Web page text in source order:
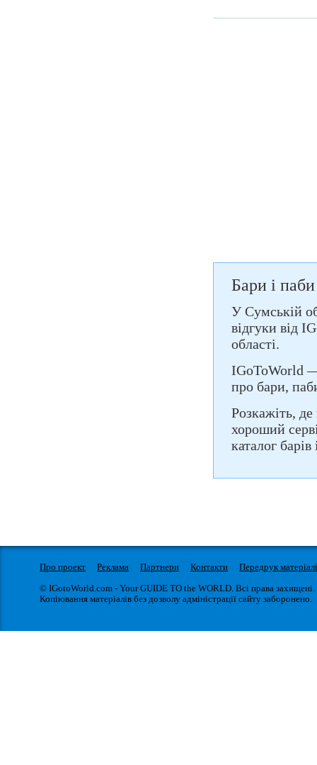
Бари і
У Сумській
відгуки від
області.
IGoToWorld —
про бари,
Розкажіть,
хороший
каталог
Про проект Реклама Партнери Контакти
Передрук
© IGotoWorld.com - Your GUIDE TO the WORLD. Всі права захищені.
Копіювання матеріалів без дозволу адміністрації сайту заборонено.